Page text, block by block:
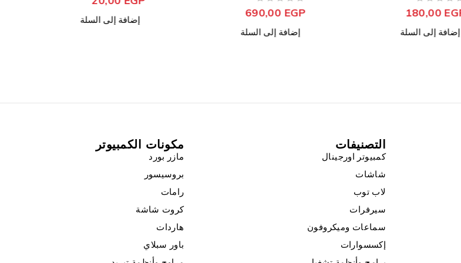
690,00EGP
إضافة إلى السلة
إضافة إلى السلة
195,00 EGP
التصنيفات
كمبيوتر اورجينال
شاشات
لاب توب
سيرفرات
سماعات وميكروفون
إكسسوارات
مكونات الكمبيوتر
مازر بورد
بروسيسور
رامات
كروت شاشة
هاردات
باور سبلاي